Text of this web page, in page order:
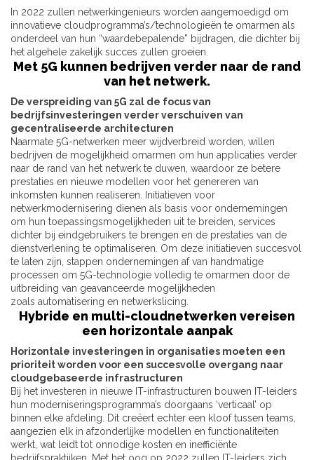
In 2022 zullen netwerkingenieurs worden aangemoedigd om
innovatieve cloudprogramma’s/technologieën te omarmen als
onderdeel van hun “waardebepalende” bijdragen, die dichter bij
het algehele zakelijk succes zullen groeien.
Met 5G kunnen bedrijven verder naar de rand
van het netwerk.
De verspreiding van 5G zal de focus van
bedrijfsinvesteringen verder verschuiven van
gecentraliseerde architecturen
Naarmate 5G-netwerken meer wijdverbreid worden, willen
bedrijven de mogelijkheid omarmen om hun applicaties verder
naar de rand van het netwerk te duwen, waardoor ze betere
prestaties en nieuwe modellen voor het genereren van
inkomsten kunnen realiseren. Initiatieven voor
netwerkmodernisering dienen als basis voor ondernemingen
om hun toepassingsmogelijkheden uit te breiden, services
dichter bij eindgebruikers te brengen en de prestaties van de
dienstverlening te optimaliseren. Om deze initiatieven succesvol
te laten zijn, stappen ondernemingen af ​​van handmatige
processen om 5G-technologie volledig te omarmen door de
uitbreiding van geavanceerde mogelijkheden
zoals automatisering en netwerkslicing.
Hybride en multi-cloudnetwerken vereisen
een horizontale aanpak
Horizontale investeringen in organisaties moeten een
prioriteit worden voor een succesvolle overgang naar
cloudgebaseerde infrastructuren
Bij het investeren in nieuwe IT-infrastructuren bouwen IT-leiders
hun moderniseringsprogramma’s doorgaans ‘verticaal’ op
binnen elke afdeling. Dit creëert echter een kloof tussen teams,
aangezien elk in afzonderlijke modellen en functionaliteiten
werkt, wat leidt tot onnodige kosten en inefficiënte